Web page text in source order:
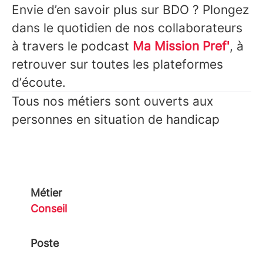
Envie d’en savoir plus sur BDO ? Plongez
dans le quotidien de nos collaborateurs
à travers le podcast Ma Mission Pref', à
retrouver sur toutes les plateformes
d’écoute.
Tous nos métiers sont ouverts aux
personnes en situation de handicap
Métier
Conseil
Poste